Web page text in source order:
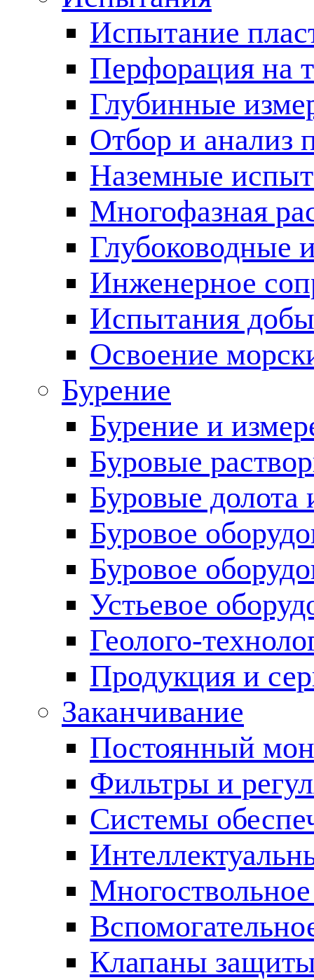
Испытание
Перфорация на
Глубинные
Отбор и анализ
Наземные
Многофазная
Глубоководные
Инженерное
Испытания
Освоение
Бурение
Бурение и
Буровые
Буровые долота
Буровое
Буровое
Устьевое
Геолого-
Продукция и
Заканчивание
Постоянный
Фильтры и
Cистемы
Клапаны